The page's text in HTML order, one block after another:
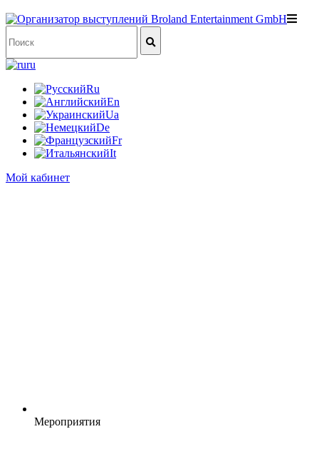
ru
Ru
En
Ua
De
Fr
It
Мой кабинет
Мероприятия